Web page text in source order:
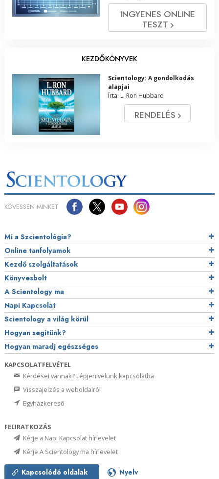
INGYENES ONLINE
TESZT
KEZDŐKÖNYVEK
Scientology: A gondolkodás
alapjai
Írta: L. Ron Hubbard
RENDELÉS
KÖVESSEN MINKET
Mi a Szcientológia?
Online tanfolyamok
Kezdő szolgáltatások
Könyvesbolt
A Scientology ma
Napi Kapcsolat
Scientology a világ körül
Hogyan segítünk?
Hogyan maradj egészséges
KAPCSOLATFELVÉTEL
Kérdései vannak? Lépjen velünk kapcsolatba
Visszajelzés a weboldalról
Egyházkereső
FELIRATKOZÁS
Kérje a Napi Kapcsolat hírlevelet
Kérje A Scientology ma hírlevelet
Kapcsolódó oldalak Nyelv